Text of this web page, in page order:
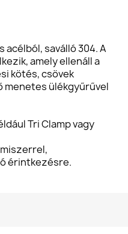
saválló 304. A
amely ellenáll a
kötés, csövek
menetes ülékgyűrűvel
Tri Clamp vagy
érintkezésre.